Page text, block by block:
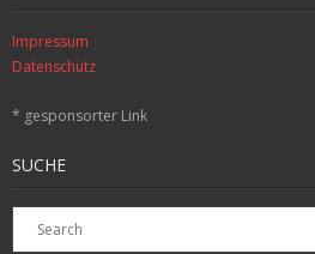
Impressum
Datenschutz
* gesponsorter Link
SUCHE